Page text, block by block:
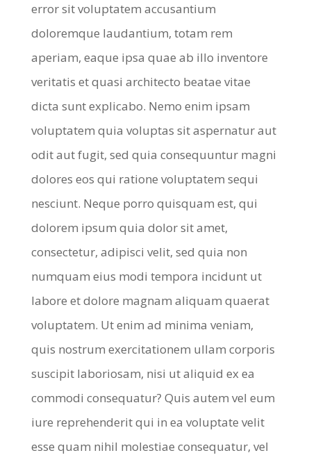
error sit voluptatem accusantium
doloremque laudantium, totam rem
aperiam, eaque ipsa quae ab illo inventore
veritatis et quasi architecto beatae vitae
dicta sunt explicabo. Nemo enim ipsam
voluptatem quia voluptas sit aspernatur aut
odit aut fugit, sed quia consequuntur magni
dolores eos qui ratione voluptatem sequi
nesciunt. Neque porro quisquam est, qui
dolorem ipsum quia dolor sit amet,
consectetur, adipisci velit, sed quia non
numquam eius modi tempora incidunt ut
labore et dolore magnam aliquam quaerat
voluptatem. Ut enim ad minima veniam,
quis nostrum exercitationem ullam corporis
suscipit laboriosam, nisi ut aliquid ex ea
commodi consequatur? Quis autem vel eum
iure reprehenderit qui in ea voluptate velit
esse quam nihil molestiae consequatur, vel